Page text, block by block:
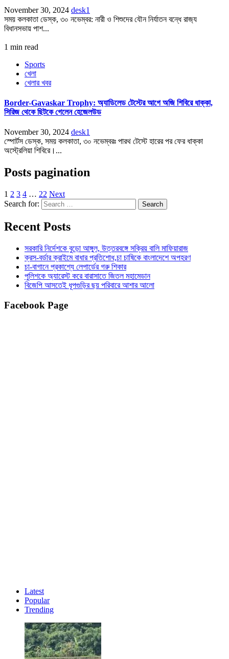
November 30, 2024 desk1
সময় কলকাতা ডেস্ক, ৩০ নভেম্বর: নারী ও শিশুদের যৌন নির্যাতন বন্ধে রাজ‌্য
বিধানসভায় পাশ...
1 min read
Sports
খেলা
খেলার খবর
Border-Gavaskar Trophy: অ্যাডিলেড টেস্টের আগে অজি শিবিরে ধাক্কা,
সিরিজ থেকে ছিটকে গেলেন হেজেলউড
November 30, 2024 desk1
স্পোর্টস ডেস্ক, সময় কলকাতা, ৩০ নভেম্বরঃ পারথ টেস্টে হারের পর ফের ধাক্কা
অস্ট্রেলিয়া শিবিরে।...
Posts pagination
1 2 3 4 … 22 Next
Search for:
Recent Posts
সরকারি নির্দেশকে বুড়ো আঙ্গুল, উত্তরবঙ্গে সক্রিয় বালি মাফিয়ারাজ
ক্রস-বর্ডার ক্রাইমে বাধার প্রতিশোধ,চা চাষিকে বাংলাদেশে অপহরণ
চা-বাগানে প্রকাশ্যে লেপার্ডের গরু শিকার
পুলিশকে অ্যারেস্ট করে বারাসাতে জিতল মহামেডান
বিজেপি আসতেই ধূপগুড়ির ছয় পরিবারে আশার আলো
Facebook Page
Latest
Popular
Trending